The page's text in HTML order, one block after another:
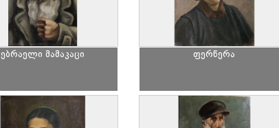
ებრაელი მამაკაცი ფერწერა